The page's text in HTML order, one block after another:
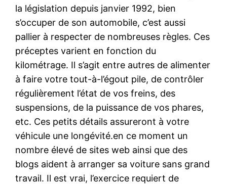
la législation depuis janvier 1992, bien
s’occuper de son automobile, c’est aussi
pallier à respecter de nombreuses règles. Ces
préceptes varient en fonction du
kilométrage. Il s’agit entre autres de alimenter
à faire votre tout-à-l’égout pile, de contrôler
régulièrement l’état de vos freins, des
suspensions, de la puissance de vos phares,
etc. Ces petits détails assureront à votre
véhicule une longévité.en ce moment un
nombre élevé de sites web ainsi que des
blogs aident à arranger sa voiture sans grand
travail. Il est vrai, l’exercice requiert de